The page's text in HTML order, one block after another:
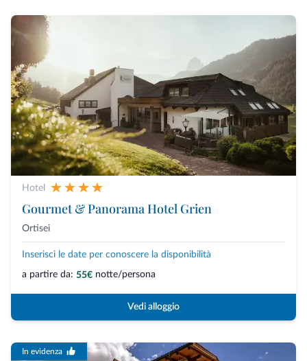
Hotel
Gourmet & Panorama Hotel Grien
Ortisei
Inserisci le date per conoscere la disponibilità
a partire da: 55€ notte/persona
Vedi alloggio
In evidenza